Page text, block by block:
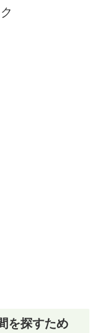
を探すため